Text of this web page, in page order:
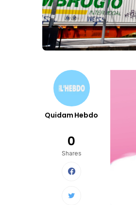
Quidam Hebdo
0
Shares